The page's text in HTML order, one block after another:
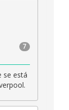
7
se está